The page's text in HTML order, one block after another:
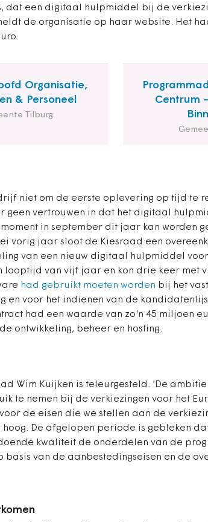
dat een digitaal hulpmiddel bij de
de organisatie op haar website. Het
Organisatie,
& Personeel
Tilburg
Centrum
niet om de eerste oplevering op tijd te
geen vertrouwen in dat het digitaal
in september dit jaar kan worden
vorig jaar sloot de Kiesraad een
van een nieuw digitaal hulpmiddel
looptijd van vijf jaar en kon drie keer met
had gebruikt moeten worden bij het
en voor het indienen van de
had een waarde van zo'n 45 miljoen
ontwikkeling, beheer en hosting.
Wim Kuijken is teleurgesteld. ’De
te nemen bij de verkiezingen voor het
de eisen die we stellen aan de
hoog. De afgelopen periode is gebleken
kwaliteit de onderdelen van de
basis van de aanbestedingseisen en de